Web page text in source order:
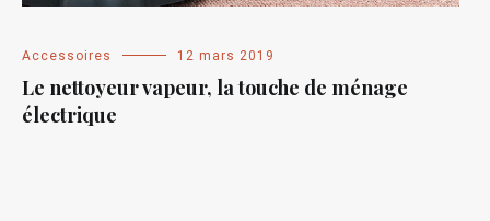
Accessoires 12 mars 2019
Le nettoyeur vapeur, la touche de ménage
électrique